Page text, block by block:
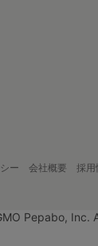
ー 会社概要 採用
Pepabo, Inc.